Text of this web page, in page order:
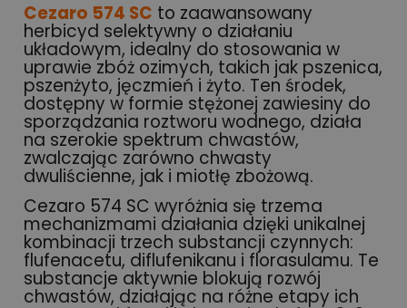
Cezaro 574 SC to zaawansowany
herbicyd selektywny o działaniu
układowym, idealny do stosowania w
uprawie zbóż ozimych, takich jak pszenica,
pszenżyto, jęczmień i żyto. Ten środek,
dostępny w formie stężonej zawiesiny do
sporządzania roztworu wodnego, działa
na szerokie spektrum chwastów,
zwalczając zarówno chwasty
dwuliścienne, jak i miotłę zbożową.
Cezaro 574 SC wyróżnia się trzema
mechanizmami działania dzięki unikalnej
kombinacji trzech substancji czynnych:
flufenacetu, diflufenikanu i florasulamu. Te
substancje aktywnie blokują rozwój
chwastów, działając na różne etapy ich